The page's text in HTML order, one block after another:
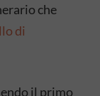
che
di
il primo